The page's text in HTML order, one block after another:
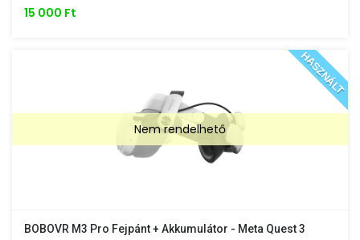
15 000 Ft
Nem rendelhető
HASZNÁLT
BOBOVR M3 Pro Fejpánt + Akkumulátor - Meta Quest 3